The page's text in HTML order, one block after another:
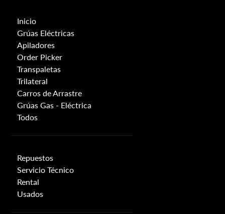
información.
Inicio
Grúas Eléctricas
Apiladores
Order Picker
Transpaletas
Trilateral
Carros de Arrastre
Grúas Gas - Eléctrica
Todos
Repuestos
Servicio Técnico
Rental
Usados